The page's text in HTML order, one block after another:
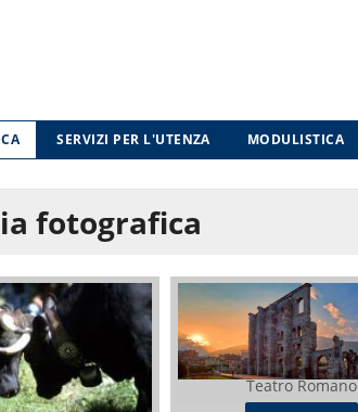
SERVIZI PER L'UTENZA MODULISTICA
fotografica
Teatro Romano